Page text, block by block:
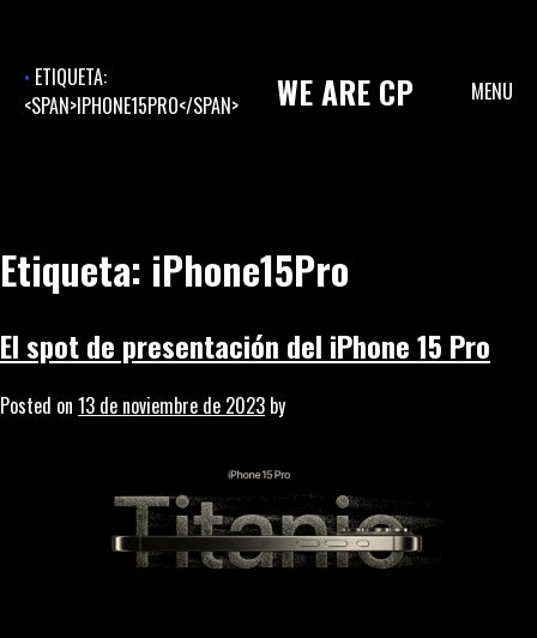
contentETIQUETA:
<SPAN>IPHONE15PRO</SPAN>
WEARE CP MENU
Etiqueta: iPhone15Pro
El spot de presentación del iPhone 15 Pro
Posted on 13 de noviembre de 2023 by